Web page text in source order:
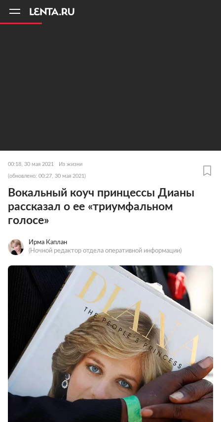
00:18, 30 мая 2021 Из жизни
(обновлено: 00:27, 30 мая 2021)
Вокальный коуч принцессы Дианы
рассказал о ее «триумфальном
голосе»
Ирма Каплан
(Ночной редактор отдела оперативной информации)